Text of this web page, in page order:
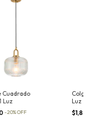
Cuadrado
Luz
-20%OFF
Luz